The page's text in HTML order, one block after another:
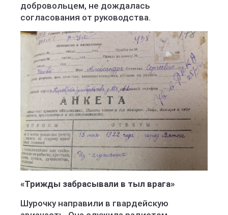
добровольцем, не дождалась
согласования от руководства.
«Трижды забрасывали в тыл врага»
Шурочку направили в гвардейскую